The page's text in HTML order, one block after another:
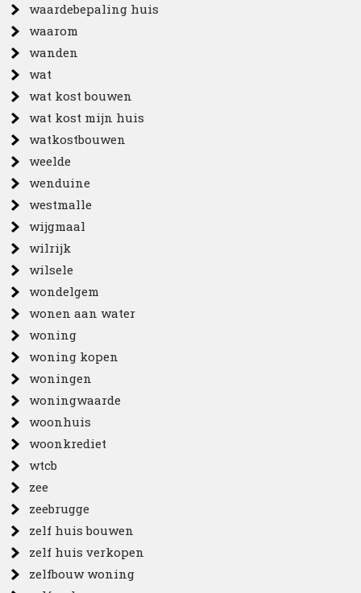
waardebepaling huis
waarom
wanden
wat
wat kost bouwen
wat kost mijn huis
watkostbouwen
weelde
wenduine
westmalle
wijgmaal
wilrijk
wilsele
wondelgem
wonen aan water
woning
woning kopen
woningen
woningwaarde
woonhuis
woonkrediet
wtcb
zee
zeebrugge
zelf huis bouwen
zelf huis verkopen
zelfbouw woning